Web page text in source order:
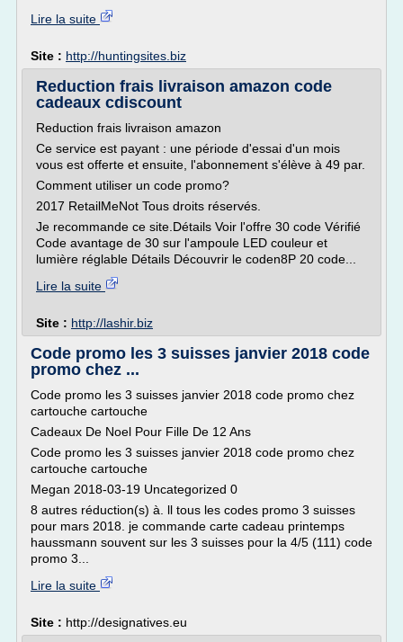
Lire la suite
Site : http://huntingsites.biz
Reduction frais livraison amazon code
cadeaux cdiscount
Reduction frais livraison amazon
Ce service est payant : une période d'essai d'un mois
vous est offerte et ensuite, l'abonnement s'élève à 49 par.
Comment utiliser un code promo?
2017 RetailMeNot Tous droits réservés.
Je recommande ce site.Détails Voir l'offre 30 code Vérifié
Code avantage de 30 sur l'ampoule LED couleur et
lumière réglable Détails Découvrir le coden8P 20 code...
Lire la suite
Site : http://lashir.biz
Code promo les 3 suisses janvier 2018 code
promo chez ...
Code promo les 3 suisses janvier 2018 code promo chez
cartouche cartouche
Cadeaux De Noel Pour Fille De 12 Ans
Code promo les 3 suisses janvier 2018 code promo chez
cartouche cartouche
Megan 2018-03-19 Uncategorized 0
8 autres réduction(s) à. ll tous les codes promo 3 suisses
pour mars 2018. je commande carte cadeau printemps
haussmann souvent sur les 3 suisses pour la 4/5 (111) code
promo 3...
Lire la suite
Site : http://designatives.eu